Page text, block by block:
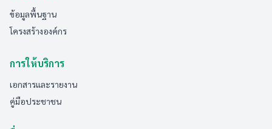
ข้อมูลพื้นฐาน
โครงสร้างองค์กร
การให้บริการ
เอกสารและรายงาน
คู่มือประชาชน